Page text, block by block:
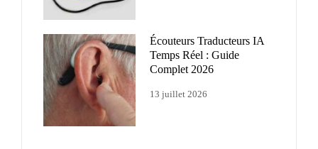
Écouteurs Traducteurs IA
Temps Réel : Guide
Complet 2026
13 juillet 2026